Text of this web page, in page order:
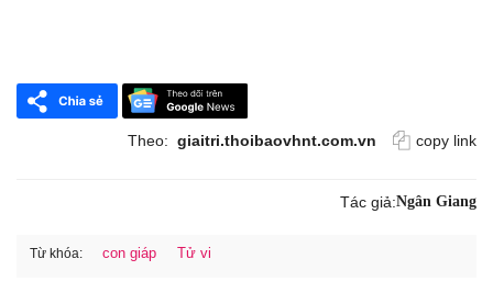
Theo: giaitri.thoibaovhnt.com.vn copy link
Tác giả:Ngân Giang
Từ khóa: con giáp Tử vi